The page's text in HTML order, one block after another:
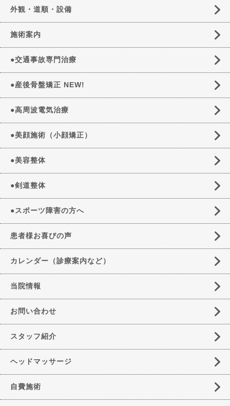
外観・道順・設備
施術案内
●交通事故専門治療
●産後骨盤矯正 NEW!
●高周波電気治療
●美顔施術（小顔矯正）
●美容整体
●剣道整体
●スポーツ障害の方へ
患者様お喜びの声
カレンダー（診療案内など）
当院情報
お問い合わせ
スタッフ紹介
ヘッドマッサージ
自費施術